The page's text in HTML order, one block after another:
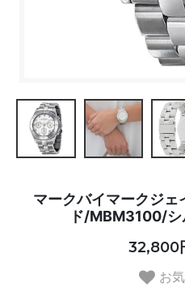
マークバイマークジ
ド/MBM3100/
32,800
お